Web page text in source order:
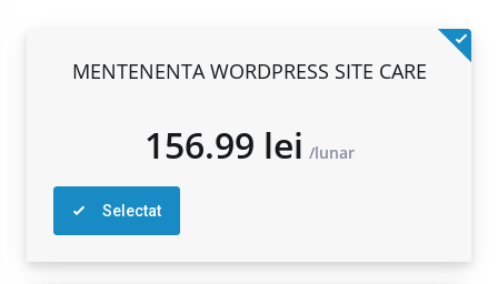
MENTENENTA WORDPRESS SITE CARE
156.99 lei
Selectat